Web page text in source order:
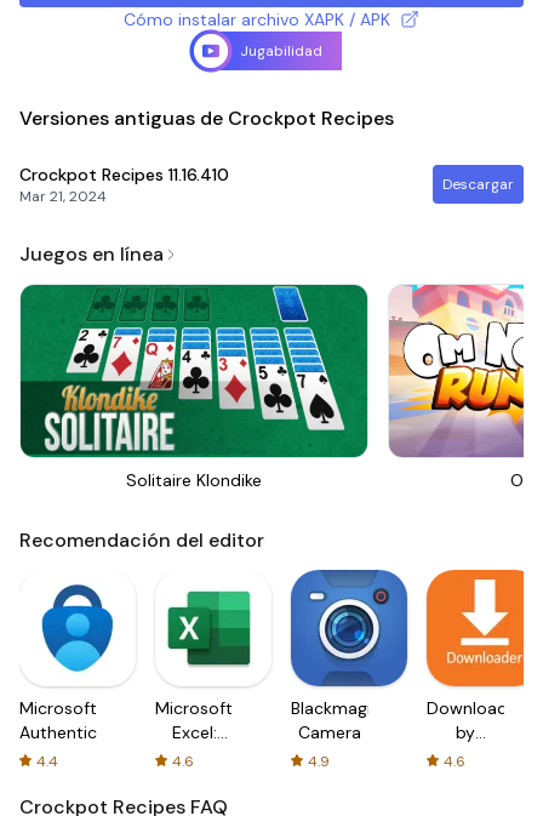
Cómo instalar archivo XAPK / APK
Jugabilidad
Versiones antiguas de Crockpot Recipes
Crockpot Recipes 11.16.410
Mar 21, 2024
Descargar
Juegos en línea
Solitaire Klondike Om
Recomendación del editor
Microsoft
Authenticator
4.4
Microsoft
Excel:
Spreadsheets
4.6
Blackmagic
Camera
4.9
Downloader
by
AFTVnews
4.6
Crockpot Recipes FAQ